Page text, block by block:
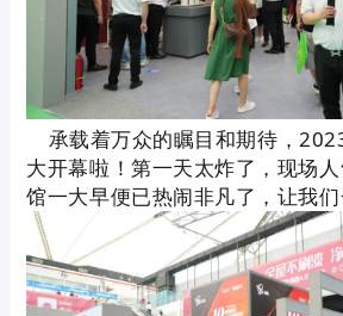
承载着万众的瞩目和期待，
大开幕啦！第一天太炸了，现场
馆一大早便已热闹非凡了，让我们